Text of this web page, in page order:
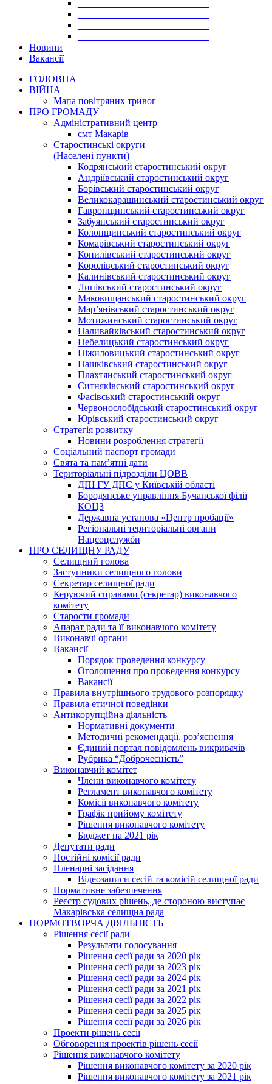
Новини
Вакансії
ГОЛОВНА
ВІЙНА
Мапа повітряних тривог
ПРО ГРОМАДУ
Aдміністративний центр
смт Макарів
Старостинські округи
(Населені пункти)
Кодрянський старостинський округ
Андріївський старостинський округ
Борівський старостинський округ
Великокарашинський старостинський округ
Гавронщинський старостинський округ
Забуянський старостинський округ
Колонщинський старостинський округ
Комарівський старостинський округ
Копилівський старостинський округ
Королівський старостинський округ
Калинівський старостинський округ
Липівський старостинський округ
Маковищанський старостинський округ
Мар’янівський старостинський округ
Мотижинський старостинський округ
Наливайківський старостинський округ
Небелицький старостинський округ
Ніжиловицький старостинський округ
Пашківський старостинський округ
Плахтянський старостинський округ
Ситняківський старостинський округ
Фасівський старостинський округ
Червонослобідський старостинський округ
Юрівський старостинський округ
Стратегія розвитку
Новини розроблення стратегії
Соціальний паспорт громади
Свята та пам’ятні дати
Територіальні підрозділи ЦОВВ
ДПІ ГУ ДПС у Київській області
Бородянське управління Бучанської філії
КОЦЗ
Державна установа «Центр пробації»
Регіональні територіальні органи
Нацсоцслужби
ПРО СЕЛИЩНУ РАДУ
Селищний голова
Заступники селищного голови
Секретар селищної ради
Керуючий справами (секретар) виконавчого
комітету
Старости громади
Апарат ради та її виконавчого комітету
Виконавчі органи
Вакансії
Порядок проведення конкурсу
Оголошення про проведення конкурсу
Вакансії
Правила внутрішнього трудового розпорядку
Правила етичної поведінки
Антикорупційна діяльність
Нормативні документи
Методичні рекомендації, роз’яснення
Єдиний портал повідомлень викривачів
Рубрика “Доброчесність”
Виконавчий комітет
Члени виконавчого комітету
Регламент виконавчого комітету
Комісії виконавчого комітету
Графік прийому комітету
Рішення виконавчого комітету
Бюджет на 2021 рік
Депутати ради
Постійні комісії ради
Пленарні засідання
Відеозаписи сесій та комісій селищної ради
Нормативне забезпечення
Реєстр судових рішень, де стороною виступає
Макарівська селищна рада
НОРМОТВОРЧА ДІЯЛЬНІСТЬ
Рішення сесії ради
Результати голосування
Рішення сесії ради за 2020 рік
Рішення сесії ради за 2023 рік
Рішення сесії ради за 2024 рік
Рішення сесії ради за 2021 рік
Рішення сесії ради за 2022 рік
Рішення сесії ради за 2025 рік
Рішення сесії ради за 2026 рік
Проекти рішень сесії
Обговорення проектів рішень сесії
Рішення виконавчого комітету
Рішення виконавчого комітету за 2020 рік
Рішення виконавчого комітету за 2021 рік